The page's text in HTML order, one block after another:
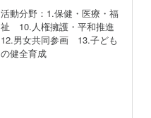
活動分野：1.保健・医療・福
祉 10.人権擁護・平和推進
12.男女共同参画 13.子ども
の健全育成